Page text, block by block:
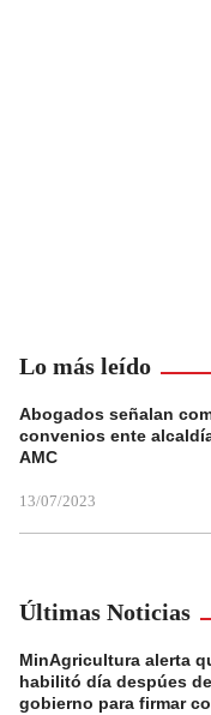
Lo más leído
Abogados señalan
convenios ente
AMC
13/07/2023
Últimas Noticias
MinAgricultura alerta
habilitó día despúes
gobierno para firmar